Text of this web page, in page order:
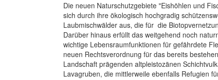
Die neuen Naturschutzgebiete "Eishöhlen und
sich durch ihre ökologisch hochgradig
Laubmischwälder aus, die für die
Darüber hinaus erfüllt das weitgehend noch
wichtige Lebensraumfunktionen für gefährdete
neuen Rechtsverordnung für das bereits
Landschaft prägenden altpleistozänen
Lavagruben, die mittlerweile ebenfalls Refugien